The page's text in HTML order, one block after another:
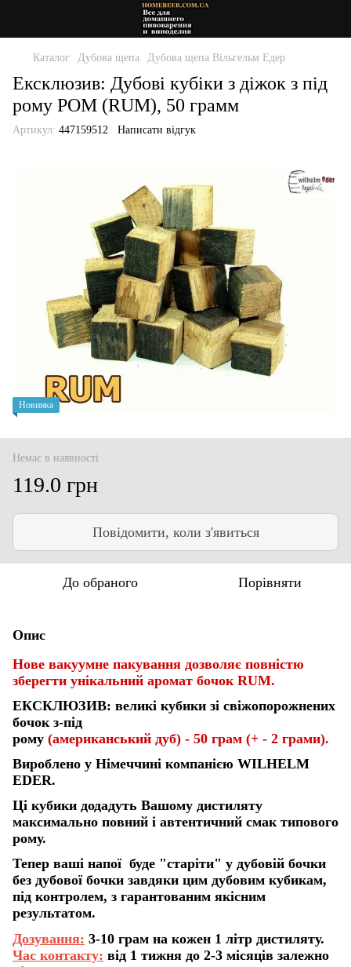
Каталог Дубова щепа Дубова щепа Вільгельм Едер
Ексклюзив: Дубові кубіки з діжок з під
рому РОМ (RUM), 50 грамм
Артикул: 447159512 Написати відгук
Новинка
Немає в наявності
119.0 грн
Повідомити, коли з'явиться
До обраного Порівняти
Опис
Нове вакуумне пакування дозволяє повністю
зберегти унікальний аромат бочок RUM.
ЕКСКЛЮЗИВ: великі кубики зі свіжопорожнених
бочок з-під
рому (американський дуб) - 50 грам (+ - 2 грами).
Вироблено у Німеччині компанією WILHELM
EDER.
Ці кубики додадуть Вашому дистиляту
максимально повний і автентичний смак типового
рому.
Тепер ваші напої буде "старіти" у дубовій бочки
без дубової бочки завдяки цим дубовим кубикам,
під контролем, з гарантованим якісним
результатом.
Дозування: 3-10 грам на кожен 1 літр дистиляту.
Час контакту: від 1 тижня до 2-3 місяців залежно